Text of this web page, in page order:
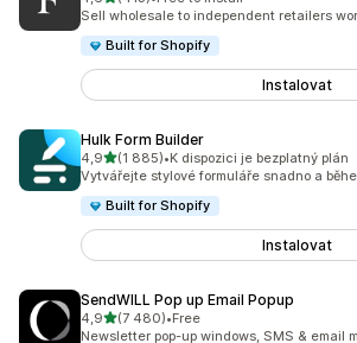
Celkový počet recenzí: 413
Sell wholesale to independent retailers
Built for Shopify
Instalovat
Hulk Form Builder
4,9z 5 hvězd
(1 885)
Celkový počet recenzí: 1885
•K dispozici je bezplatný plán
Vytvářejte stylové formuláře snadno a
Built for Shopify
Instalovat
SendWILL Pop up Email Popup
4,9z 5 hvězd
(7 480)
Celkový počet recenzí: 7480
•Free
Newsletter pop-up windows, SMS & email